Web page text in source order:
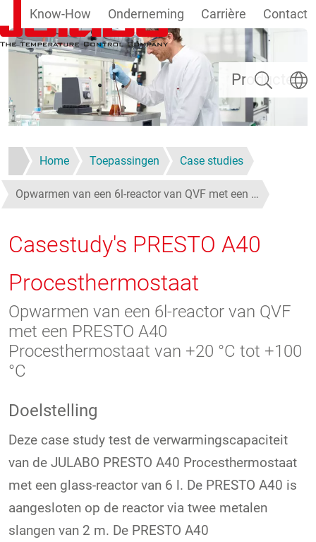
Overslaan en naar de inhoud gaan
Producten
Know-How Onderneming Carrière Contact
Zoeken Taal
Home Toepassingen Case studies
Opwarmen van een 6l-reactor van QVF met een …
Casestudy's PRESTO A40
Procesthermostaat
Opwarmen van een 6l-reactor van QVF
met een PRESTO A40
Procesthermostaat van +20 °C tot +100
°C
Doelstelling
Deze case study test de verwarmingscapaciteit
van de JULABO PRESTO A40 Procesthermostaat
met een glass-reactor van 6 l. De PRESTO A40 is
aangesloten op de reactor via twee metalen
slangen van 2 m. De PRESTO A40